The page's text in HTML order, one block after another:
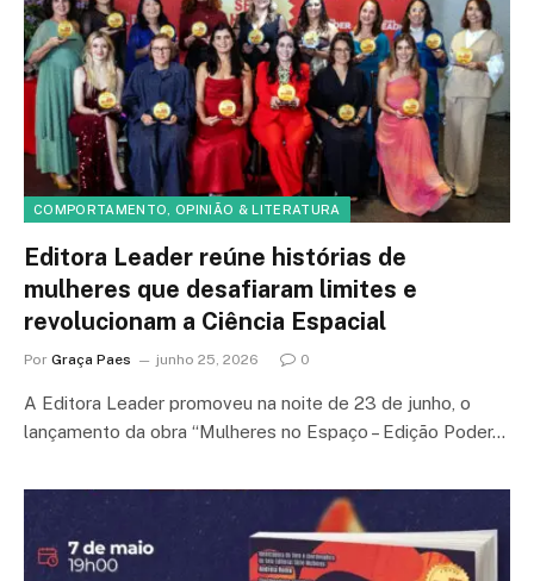
COMPORTAMENTO, OPINIÃO & LITERATURA
Editora Leader reúne histórias de
mulheres que desafiaram limites e
revolucionam a Ciência Espacial
Por Graça Paes junho 25, 2026 0
A Editora Leader promoveu na noite de 23 de junho, o
lançamento da obra “Mulheres no Espaço – Edição Poder…